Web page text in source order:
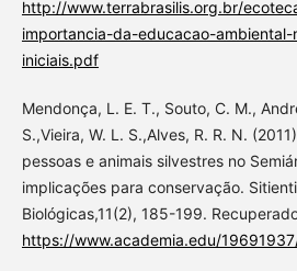
http://www.terrabrasilis.org.br/
importancia-da-educacao-
iniciais.pdf
Mendonça, L. E. T., Souto, C. M.,
S.,Vieira, W. L. S.,Alves, R. R. N.
pessoas e animais silvestres no
implicações para conservação.
Biológicas,11(2), 185-199.
https://www.academia.edu/19691937/